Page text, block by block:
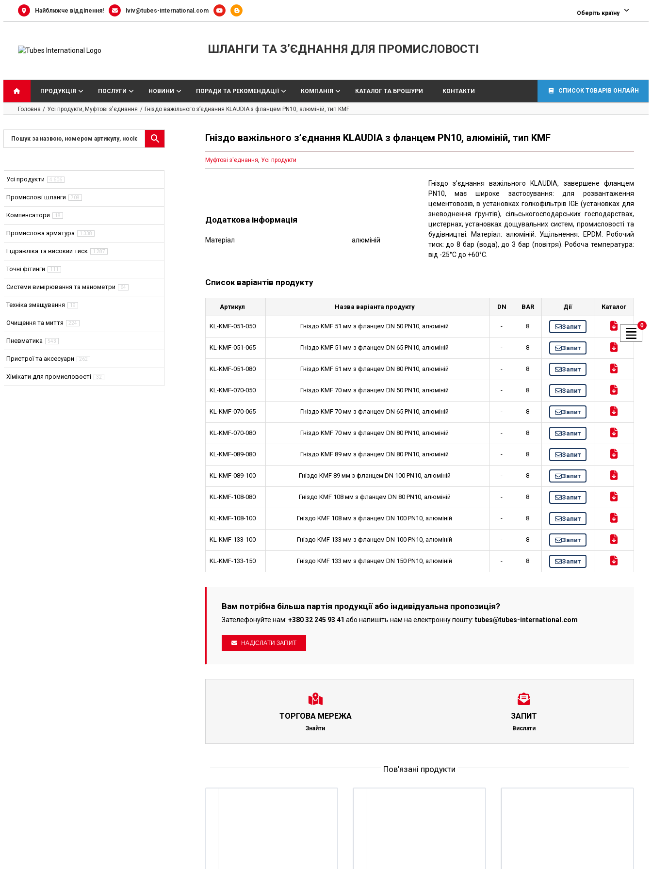
Найближче відділення! lviv@tubes-international.com Оберіть країну
ШЛАНГИ ТА З’ЄДНАННЯ ДЛЯ ПРОМИСЛОВОСТІ
ПРОДУКЦІЯ ПОСЛУГИ НОВИНИ ПОРАДИ ТА РЕКОМЕНДАЦІЇ КОМПАНІЯ КАТАЛОГ ТА БРОШУРИ КОНТАКТИ СПИСОК ТОВАРІВ ОНЛАЙН
Головна Усі продукти Муфтові з'єднання Гніздо важільного з’єднання KLAUDIA з фланцем PN10, алюміній, тип KMF
Гніздо важільного з’єднання KLAUDIA з фланцем PN10, алюміній, тип KMF
Муфтові з'єднання, Усі продукти
Додаткова інформація
Матеріал алюміній
Гніздо з’єднання важільного KLAUDIA, завершене фланцем
PN10, має широке застосування: для розвантаження
цементовозів, в установках голкофільтрів IGE (установках для
зневоднення ґрунтів), сільськогосподарських господарствах,
цистернах, установках дощувальних систем, промисловості та
будівництві. Матеріал: алюміній. Ущільнення: EPDM. Робочий
тиск: до 8 бар (вода), до 3 бар (повітря). Робоча температура:
від -25°C до +60°C.
Список варіантів продукту
Артикул Назва варіанта продукту DN BAR Дії Каталог
KL-KMF-051-050 Гніздо KMF 51 мм з фланцем DN 50 PN10, алюміній - 8 Запит
KL-KMF-051-065 Гніздо KMF 51 мм з фланцем DN 65 PN10, алюміній - 8 Запит
KL-KMF-051-080 Гніздо KMF 51 мм з фланцем DN 80 PN10, алюміній - 8 Запит
KL-KMF-070-050 Гніздо KMF 70 мм з фланцем DN 50 PN10, алюміній - 8 Запит
KL-KMF-070-065 Гніздо KMF 70 мм з фланцем DN 65 PN10, алюміній - 8 Запит
KL-KMF-070-080 Гніздо KMF 70 мм з фланцем DN 80 PN10, алюміній - 8 Запит
KL-KMF-089-080 Гніздо KMF 89 мм з фланцем DN 80 PN10, алюміній - 8 Запит
KL-KMF-089-100 Гніздо KMF 89 мм з фланцем DN 100 PN10, алюміній - 8 Запит
KL-KMF-108-080 Гніздо KMF 108 мм з фланцем DN 80 PN10, алюміній - 8 Запит
KL-KMF-108-100 Гніздо KMF 108 мм з фланцем DN 100 PN10, алюміній - 8 Запит
KL-KMF-133-100 Гніздо KMF 133 мм з фланцем DN 100 PN10, алюміній - 8 Запит
KL-KMF-133-150 Гніздо KMF 133 мм з фланцем DN 150 PN10, алюміній - 8 Запит
Вам потрібна більша партія продукції або індивідуальна пропозиція?
Зателефонуйте нам: +380 32 245 93 41 або напишіть нам на електронну пошту: tubes@tubes-international.com
НАДІСЛАТИ ЗАПИТ
ТОРГОВА МЕРЕЖА
Знайти
ЗАПИТ
Вислати
Пов’язані продукти
Усі продукти 4 606
Промислові шланги 708
Компенсатори 18
Промислова арматура 1 338
Гідравліка та високий тиск 1 287
Точні фітинги 111
Системи вимірювання та манометри 64
Техніка змащування 19
Очищення та миття 224
Пневматика 543
Пристрої та аксесуари 262
Хімікати для промисловості 32
0